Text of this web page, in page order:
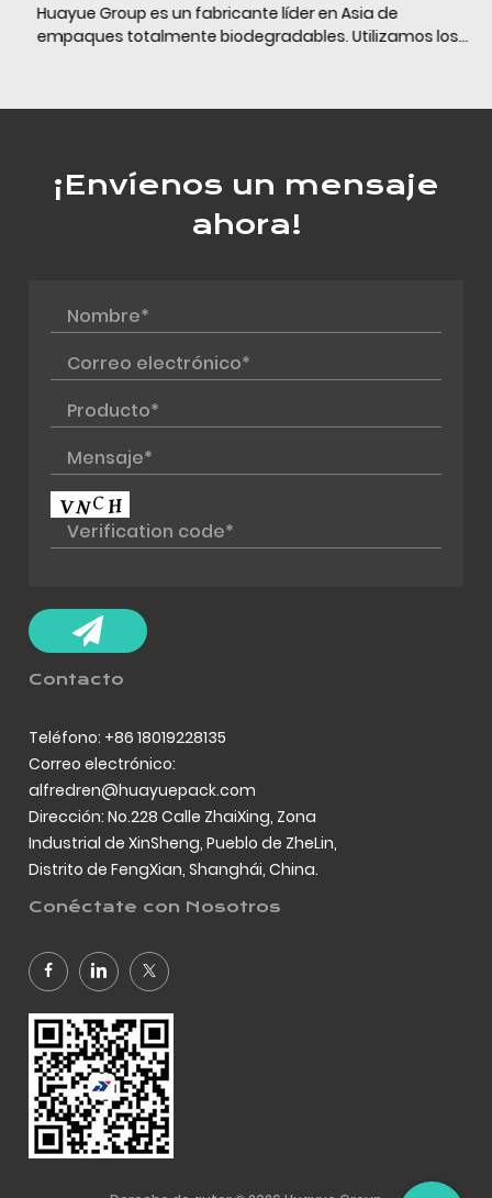
Huayue Group es un fabricante líder en Asia de
empaques totalmente biodegradables. Utilizamos los
la tecn...
¡Envíenos un mensaje
ahora!
Contacto
Teléfono: +86 18019228135
Correo electrónico:
alfredren@huayuepack.com
Dirección: No.228 Calle ZhaiXing, Zona
Industrial de XinSheng, Pueblo de ZheLin,
Distrito de FengXian, Shanghái, China.
Conéctate con Nosotros